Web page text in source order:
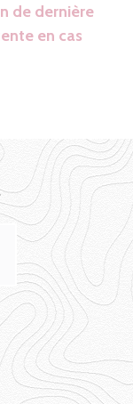
de dernière
en cas